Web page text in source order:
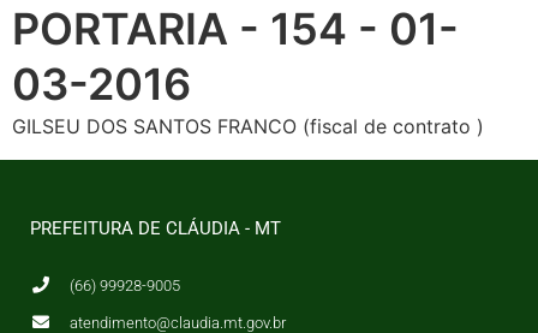
PORTARIA - 154 - 01-
03-2016
GILSEU DOS SANTOS FRANCO (fiscal de contrato )
PREFEITURA DE CLÁUDIA - MT
(66) 99928-9005
atendimento@claudia.mt.gov.br